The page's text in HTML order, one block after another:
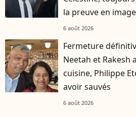
la preuve en
6 août 2026
Fermeture
Neetah et Rakesh
cuisine, Philippe
avoir sauvés
6 août 2026